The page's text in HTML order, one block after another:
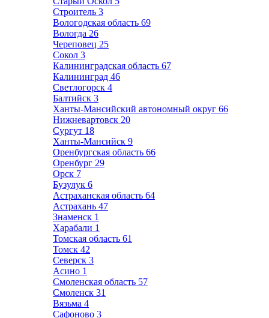
Строитель 3
Вологодская область 69
Вологда 26
Череповец 25
Сокол 3
Калининградская область 67
Калининград 46
Светлогорск 4
Балтийск 3
Ханты-Мансийский автономный округ 66
Нижневартовск 20
Сургут 18
Ханты-Мансийск 9
Оренбургская область 66
Оренбург 29
Орск 7
Бузулук 6
Астраханская область 64
Астрахань 47
Знаменск 1
Харабали 1
Томская область 61
Томск 42
Северск 3
Асино 1
Смоленская область 57
Смоленск 31
Вязьма 4
Сафоново 3